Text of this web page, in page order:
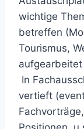
wichtige
betreffen
Tourismus,
In
vertieft